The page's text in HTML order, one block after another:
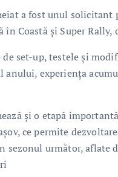
a fost unul solicitant
Coastă și Super
de set-up, testele și
anului, experiența
și o etapă
ce permite
sezonul următor, aflate